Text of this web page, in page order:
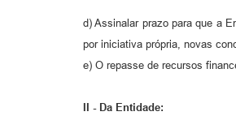
d) Assinalar prazo para que a
por iniciativa própria, novas
e) O repasse de recursos
II - Da Entidade: